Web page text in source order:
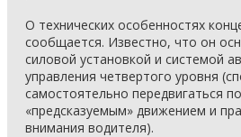
О технических особенностях
сообщается. Известно, что он
силовой установкой и системой
управления четвертого уровня
самостоятельно передвигаться
«предсказуемым» движением и
внимания водителя).